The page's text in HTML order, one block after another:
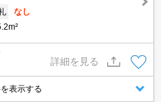
なし
詳細を見る
表示する